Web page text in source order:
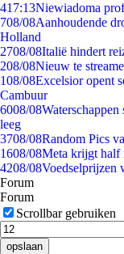
417:13Niewiadoma
708/08Aanhoudende
Holland
2708/08Italië hindert
208/08Nieuw te
108/08Excelsior opent
Cambuur
6008/08Waterschappen
leeg
3708/08Random Pics
1608/08Meta krijgt half
4208/08Voedselprijzen
Forum
Forum
Scrollbar gebruiken
opslaan